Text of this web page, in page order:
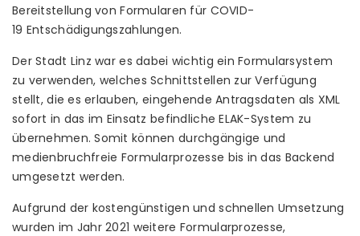
Bereitstellung von Formularen für COVID-
19 Entschädigungszahlungen.
Der Stadt Linz war es dabei wichtig ein Formularsystem
zu verwenden, welches Schnittstellen zur Verfügung
stellt, die es erlauben, eingehende Antragsdaten als XML
sofort in das im Einsatz befindliche ELAK-System zu
übernehmen. Somit können durchgängige und
medienbruchfreie Formularprozesse bis in das Backend
umgesetzt werden.
Aufgrund der kostengünstigen und schnellen Umsetzung
wurden im Jahr 2021 weitere Formularprozesse,